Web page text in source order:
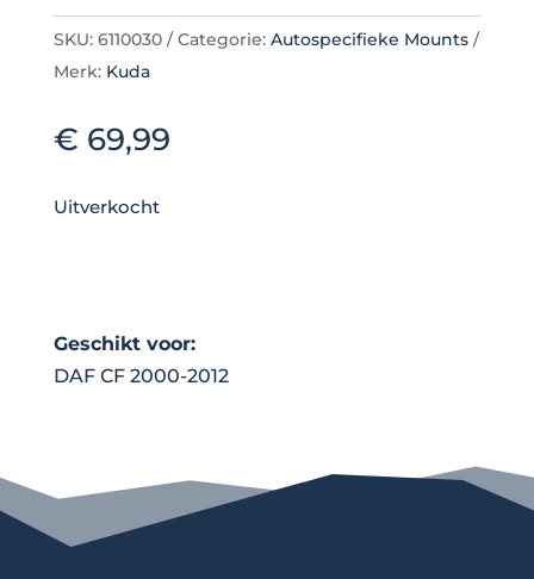
SKU: 6110030 Categorie: Autospecifieke Mounts
Merk: Kuda
€ 69,99
Uitverkocht
Geschikt voor:
DAF CF 2000-2012